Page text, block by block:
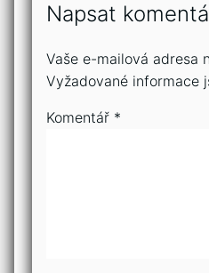
Napsat
Vaše e-mailová adresa
Vyžadované informace
Komentář *